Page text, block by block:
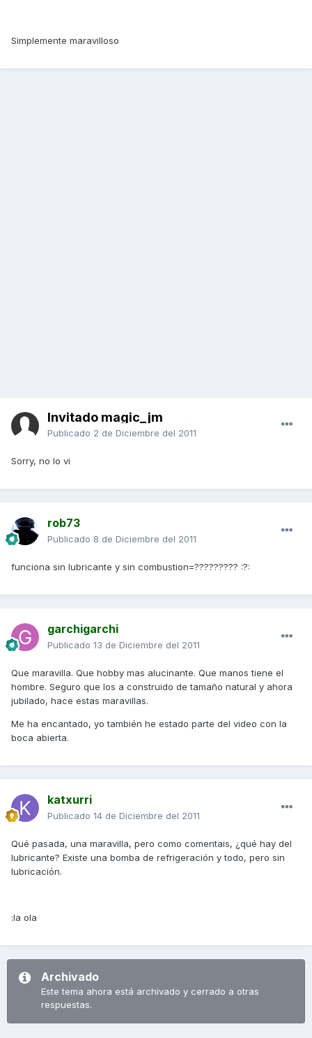
Simplemente maravilloso
Invitado magic_jm
Publicado 2 de Diciembre del 2011
Sorry, no lo vi
rob73
Publicado 8 de Diciembre del 2011
funciona sin lubricante y sin combustion=????????? :?:
garchigarchi
Publicado 13 de Diciembre del 2011
Que maravilla. Que hobby mas alucinante. Que manos tiene el
hombre. Seguro que los a construido de tamaño natural y ahora
jubilado, hace estas maravillas.
Me ha encantado, yo también he estado parte del video con la
boca abierta.
katxurri
Publicado 14 de Diciembre del 2011
Qué pasada, una maravilla, pero como comentais, ¿qué hay del
lubricante? Existe una bomba de refrigeración y todo, pero sin
lubricación.
:la ola
Archivado
Este tema ahora está archivado y cerrado a otras
respuestas.